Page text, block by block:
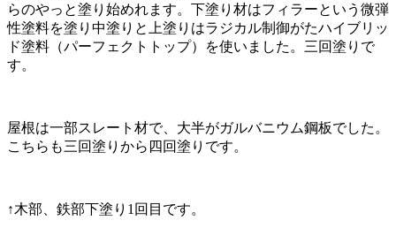
らのやっと塗り始めれます。下塗り材はフィラーという微弾
性塗料を塗り中塗りと上塗りはラジカル制御がたハイブリッ
ド塗料（パーフェクトトップ）を使いました。三回塗りで
す。
屋根は一部スレート材で、大半がガルバニウム鋼板でした。
こちらも三回塗りから四回塗りです。
↑木部、鉄部下塗り1回目です。